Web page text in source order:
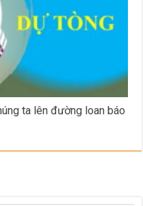
ta lên đường loan báo